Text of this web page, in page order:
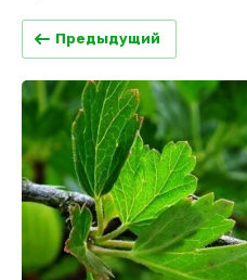
Предыдущий